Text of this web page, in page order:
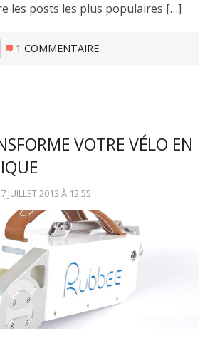
les posts les plus populaires […]
1 COMMENTAIRE
VOTRE VÉLO EN
JUILLET 2013 À 12:55